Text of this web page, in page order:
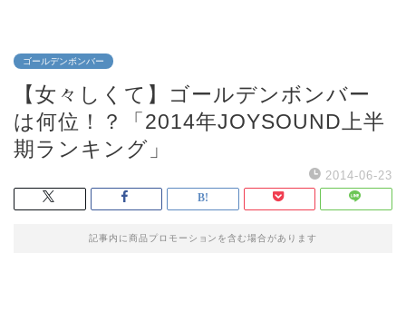
ゴールデンボンバー
【女々しくて】ゴールデンボンバー
は何位！？「2014年JOYSOUND上半
期ランキング」
2014-06-23
記事内に商品プロモーションを含む場合があります